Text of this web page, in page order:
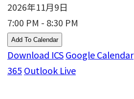
2026年11月9日
7:00 PM - 8:30 PM
Add To Calendar
Download ICSGoogle Calendar
365 Outlook Live